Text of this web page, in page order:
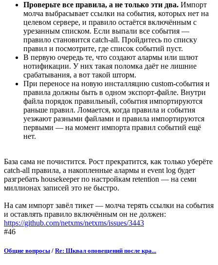
Проверьте все правила, а не только эти два. Импорт
молча выбрасывает ссылки на события, которых нет на
целевом сервере, и правило остаётся включённым с
урезанным списком. Если выпали все события —
правило становится catch-all. Пройдитесь по списку
правил и посмотрите, где список событий пуст.
В первую очередь те, что создают алармы или шлют
нотификации. У них такая поломка даёт не лишние
срабатывания, а вот такой шторм.
При переносе на новую инсталляцию custom-события и
правила должны быть в одном экспорт-файле. Внутри
файла порядок правильный, события импортируются
раньше правил. Ломается, когда правила и события
уезжают разными файлами и правила импортируются
первыми — на момент импорта правил событий ещё
нет.
База сама не почистится. Рост прекратится, как только уберёте
catch-all правила, а накопленные алармы и event log будет
разгребать housekeeper по настройкам retention — на семи
миллионах записей это не быстро.
На сам импорт завёл тикет — молча терять ссылки на события
и оставлять правило включённым он не должен:
https://github.com/netxms/netxms/issues/3443
#46
Общие вопросы / Re: Шквал оповещений после кра...